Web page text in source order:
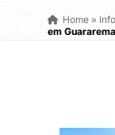
Home»
em Guararema